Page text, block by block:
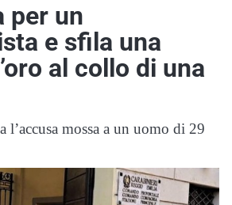
per un
e sfila una
al collo di una
l’accusa mossa a un uomo di 29